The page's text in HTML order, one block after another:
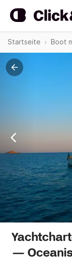
Startseite Boot
— Oceanis